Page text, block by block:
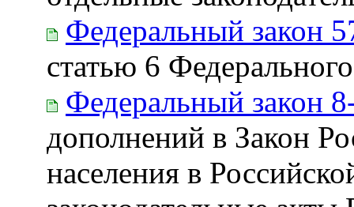
Федеральный закон
статью 6
Федеральный закон
дополнений в Закон
населения в